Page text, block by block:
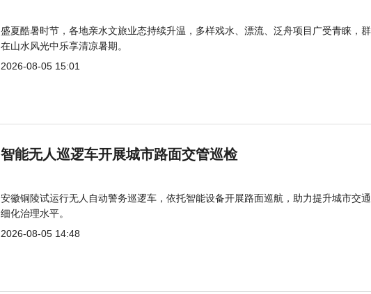
盛夏酷暑时节，各地亲水文旅业态持续升温，多样戏水、漂流、泛舟项目广受青睐，
在山水风光中乐享清凉暑期。
2026-08-05 15:01
智能无人巡逻车开展城市路面交管巡检
安徽铜陵试运行无人自动警务巡逻车，依托智能设备开展路面巡航，助力提升城市交
细化治理水平。
2026-08-05 14:48